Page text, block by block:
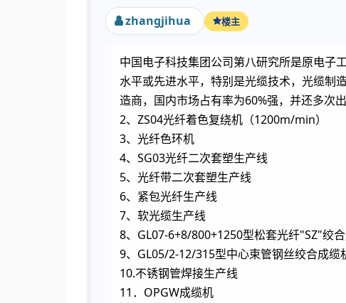
zhangjihua 楼主
中国电子科技集团公司第八研究所是原电子
水平或先进水平，特别是光缆技术，光缆制
造商，国内市场占有率为60%强，并还多次
2、ZS04光纤着色复绕机（1200m/min）
3、光纤色环机
4、SG03光纤二次套塑生产线
5、光纤带二次套塑生产线
6、紧包光纤生产线
7、软光缆生产线
8、GL07-6+8/800+1250型松套光纤"SZ"绞
9、GL05/2-12/315型中心束管钢丝绞合成缆
10.不锈钢管焊接生产线
11．OPGW成缆机